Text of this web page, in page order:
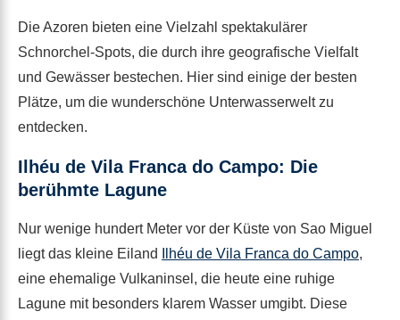
Die Azoren bieten eine Vielzahl spektakulärer
Schnorchel-Spots, die durch ihre geografische Vielfalt
und Gewässer bestechen. Hier sind einige der besten
Plätze, um die wunderschöne Unterwasserwelt zu
entdecken.
Ilhéu de Vila Franca do Campo: Die
berühmte Lagune
Nur wenige hundert Meter vor der Küste von Sao Miguel
liegt das kleine Eiland
Ilhéu de Vila Franca do Campo,
eine ehemalige Vulkaninsel, die heute eine ruhige
Lagune mit besonders klarem Wasser umgibt. Diese